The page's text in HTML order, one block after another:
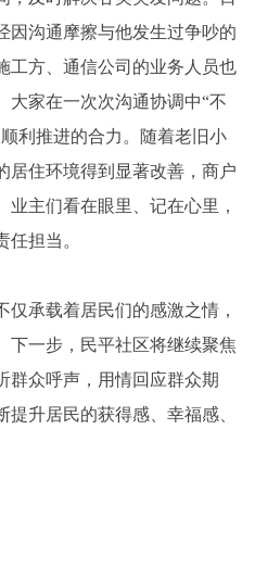
因沟通摩擦与他发生过争吵的
工方、通信公司的业务人员也
大家在一次次沟通协调中“不
利推进的合力。随着老旧小
居住环境得到显著改善，商户
主们看在眼里、记在心里，
担当。
承载着居民们的感激之情，
下一步，民平社区将继续聚焦
群众呼声，用情回应群众期
升居民的获得感、幸福感、